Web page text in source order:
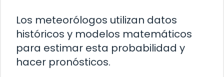
Los meteorólogos utilizan datos
históricos y modelos matemáticos
para estimar esta probabilidad y
hacer pronósticos.